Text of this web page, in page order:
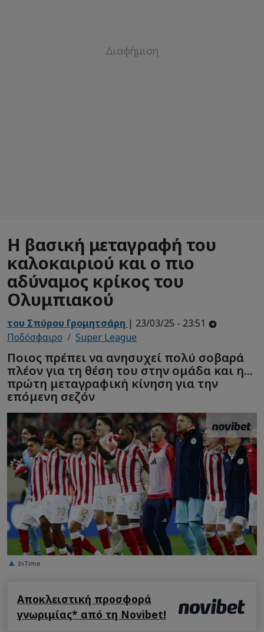
Η βασική μεταγραφή του
καλοκαιριού και ο πιο
αδύναμος κρίκος του
Ολυμπιακού
του Σπύρου Γρομητσάρη | 23/03/25 - 23:51
Ποδόσφαιρο
Super League
Ποιος πρέπει να ανησυχεί πολύ σοβαρά
πλέον για τη θέση του στην ομάδα και η...
πρώτη μεταγραφική κίνηση για την
επόμενη σεζόν
InTime
Αποκλειστική προσφορά
γνωριμίας* από τη Novibet!